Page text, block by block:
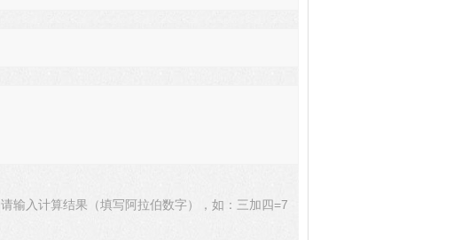
请输入计算结果（填写阿拉伯数字），如：三加四=7